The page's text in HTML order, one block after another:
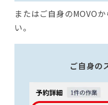
またはご自身のMOVOか
い。
ご自身の